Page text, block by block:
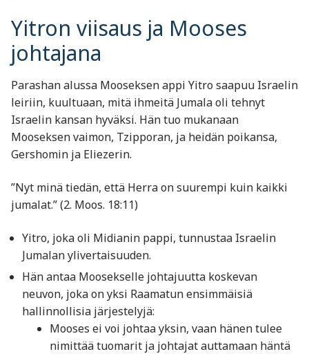
Yitron viisaus ja Mooses
johtajana
Parashan alussa Mooseksen appi Yitro saapuu Israelin
leiriin, kuultuaan, mitä ihmeitä Jumala oli tehnyt
Israelin kansan hyväksi. Hän tuo mukanaan
Mooseksen vaimon, Tzipporan, ja heidän poikansa,
Gershomin ja Eliezerin.
”Nyt minä tiedän, että Herra on suurempi kuin kaikki
jumalat.” (2. Moos. 18:11)
Yitro, joka oli Midianin pappi, tunnustaa Israelin
Jumalan ylivertaisuuden.
Hän antaa Moosekselle johtajuutta koskevan
neuvon, joka on yksi Raamatun ensimmäisiä
hallinnollisia järjestelyjä:
Mooses ei voi johtaa yksin, vaan hänen tulee
nimittää tuomarit ja johtajat auttamaan häntä